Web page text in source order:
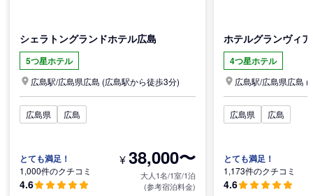
シェラトングランドホテル広島
5つ星ホテル
広島駅/広島県広島 (広島駅から徒歩3分)
広島県 広島
とても満足！
1,000件のクチコミ
4.6
¥38,000〜
大人1名/1室/1泊
(参考宿泊料金)
ホテルグランヴィ
4つ星ホテル
広島駅/広島県広島 (
広島県 広島
とても満足！
1,173件のクチコミ
4.6